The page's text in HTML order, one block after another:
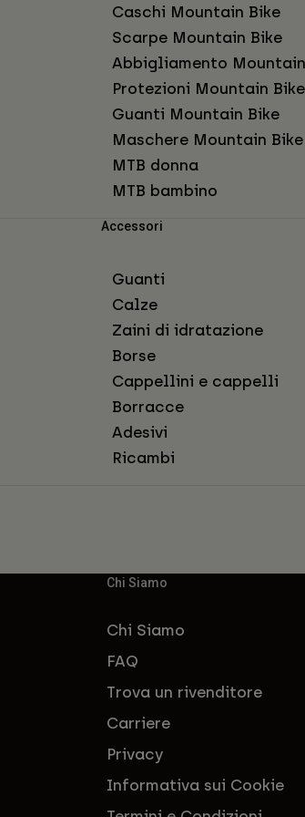
Caschi Mountain Bike
Scarpe Mountain Bike
Abbigliamento
Protezioni Mountain Bike
Guanti Mountain Bike
Maschere Mountain Bike
MTB donna
MTB bambino
Accessori
Guanti
Calze
Zaini di idratazione
Borse
Cappellini e cappelli
Borracce
Adesivi
Ricambi
Chi Siamo
Chi Siamo
FAQ
Trova un rivenditore
Carriere
Privacy
Informativa sui Cookie